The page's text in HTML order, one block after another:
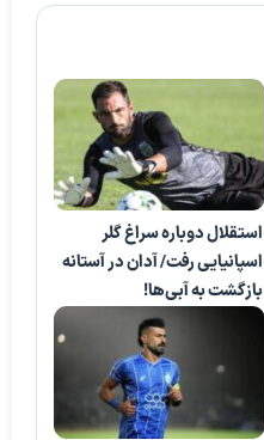
استقلال دوباره سراغ گلر
اسپانیایی رفت/ آدان در آستانه
بازگشت به آبی‌ها!